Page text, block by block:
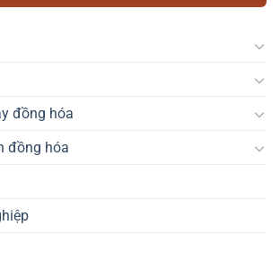
đồng hóa
đồng hóa